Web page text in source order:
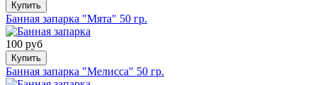
Купить
Банная запарка "Мята" 50 гр.
100 руб
Купить
Банная запарка "Мелисса" 50 гр.